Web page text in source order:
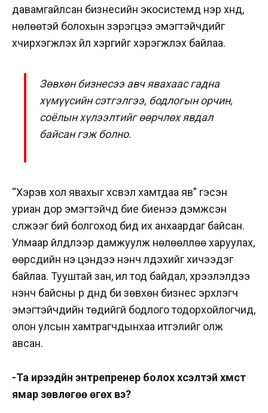
давамгайлсан бизнесийн экосистемд нэр хүнд,
нөлөөтэй болохын зэрэгцээ эмэгтэйчүүдийг
хүчирхэгжүүлэх үйл хэргийг хэрэгжүүлэх байлаа.
Зөвхөн бизнесээ авч явахаас гадна
хүмүүсийн сэтгэлгээ, бодлогын орчин,
соёлын хүлээлтийг өөрчлөх явдал
байсан гэж болно.
“Хэрэв хол явахыг хүсвэл хамтдаа яв” гэсэн
уриан дор эмэгтэйчүүд бие биенээ дэмжсэн
сүлжээг бий болгоход бид их анхаардаг байсан.
Улмаар үйлдлээр дамжуулж нөлөөллөө харуулах,
өөрсдийн үнэ цэндээ үнэнч үлдэхийг хичээдэг
байлаа. Тууштай зан, ил тод байдал, хүрээлэлдээ
үнэнч байсны үр дүнд би зөвхөн бизнес эрхлэгч
эмэгтэйчүүдийн төдийгүй бодлого тодорхойлогчид,
олон улсын хамтрагчдынхаа итгэлийг олж
авсан.
-Та ирээдүйн энтрепренер болох хүсэлтэй хүмүүст
ямар зөвлөгөө өгөх вэ?